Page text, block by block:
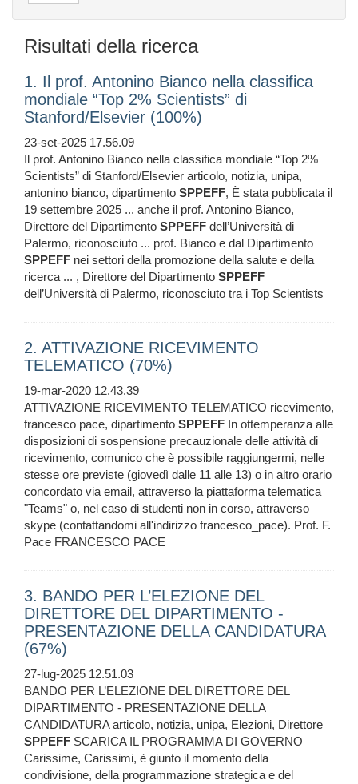
Risultati della ricerca
1. Il prof. Antonino Bianco nella classifica
mondiale “Top 2% Scientists” di
Stanford/Elsevier (100%)
23-set-2025 17.56.09
Il prof. Antonino Bianco nella classifica mondiale “Top 2%
Scientists” di Stanford/Elsevier articolo, notizia, unipa,
antonino bianco, dipartimento SPPEFF, È stata pubblicata il
19 settembre 2025 ... anche il prof. Antonino Bianco,
Direttore del Dipartimento SPPEFF dell’Università di
Palermo, riconosciuto ... prof. Bianco e dal Dipartimento
SPPEFF nei settori della promozione della salute e della
ricerca ... , Direttore del Dipartimento SPPEFF
dell’Università di Palermo, riconosciuto tra i Top Scientists
2. ATTIVAZIONE RICEVIMENTO
TELEMATICO (70%)
19-mar-2020 12.43.39
ATTIVAZIONE RICEVIMENTO TELEMATICO ricevimento,
francesco pace, dipartimento SPPEFF In ottemperanza alle
disposizioni di sospensione precauzionale delle attività di
ricevimento, comunico che è possibile raggiungermi, nelle
stesse ore previste (giovedì dalle 11 alle 13) o in altro orario
concordato via email, attraverso la piattaforma telematica
"Teams" o, nel caso di studenti non in corso, attraverso
skype (contattandomi all'indirizzo francesco_pace). Prof. F.
Pace FRANCESCO PACE
3. BANDO PER L’ELEZIONE DEL
DIRETTORE DEL DIPARTIMENTO -
PRESENTAZIONE DELLA CANDIDATURA
(67%)
27-lug-2025 12.51.03
BANDO PER L’ELEZIONE DEL DIRETTORE DEL
DIPARTIMENTO - PRESENTAZIONE DELLA
CANDIDATURA articolo, notizia, unipa, Elezioni, Direttore
SPPEFF SCARICA IL PROGRAMMA DI GOVERNO
Carissime, Carissimi, è giunto il momento della
condivisione, della programmazione strategica e del